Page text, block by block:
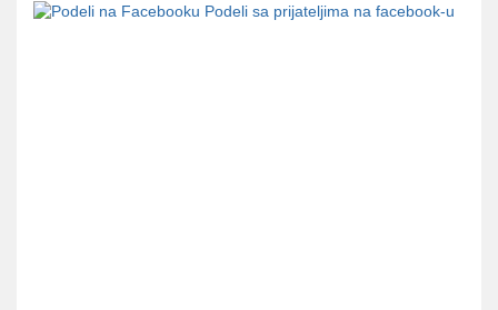
Podeli sa prijateljima na facebook-u